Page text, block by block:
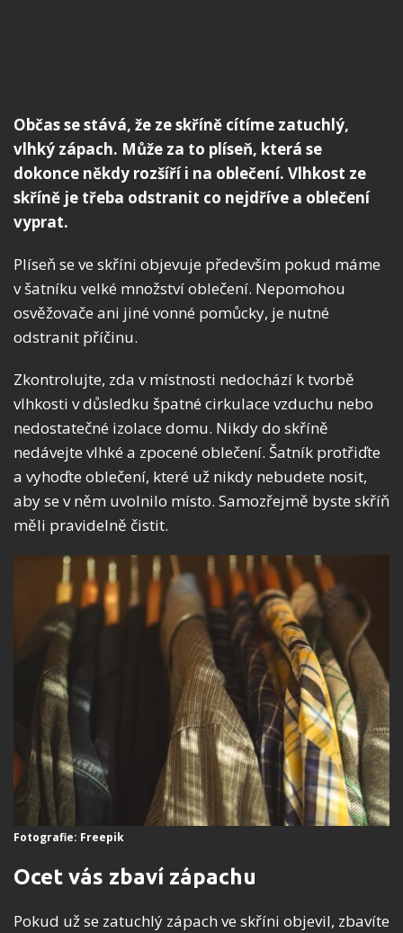
Občas se stává, že ze skříně cítíme zatuchlý,
vlhký zápach. Může za to plíseň, která se
dokonce někdy rozšíří i na oblečení. Vlhkost ze
skříně je třeba odstranit co nejdříve a oblečení
vyprat.
Plíseň se ve skříni objevuje především pokud máme
v šatníku velké množství oblečení. Nepomohou
osvěžovače ani jiné vonné pomůcky, je nutné
odstranit příčinu.
Zkontrolujte, zda v místnosti nedochází k tvorbě
vlhkosti v důsledku špatné cirkulace vzduchu nebo
nedostatečné izolace domu. Nikdy do skříně
nedávejte vlhké a zpocené oblečení. Šatník protřiďte
a vyhoďte oblečení, které už nikdy nebudete nosit,
aby se v něm uvolnilo místo. Samozřejmě byste skříň
měli pravidelně čistit.
Fotografie: Freepik
Ocet vás zbaví zápachu
Pokud už se zatuchlý zápach ve skříni objevil, zbavíte